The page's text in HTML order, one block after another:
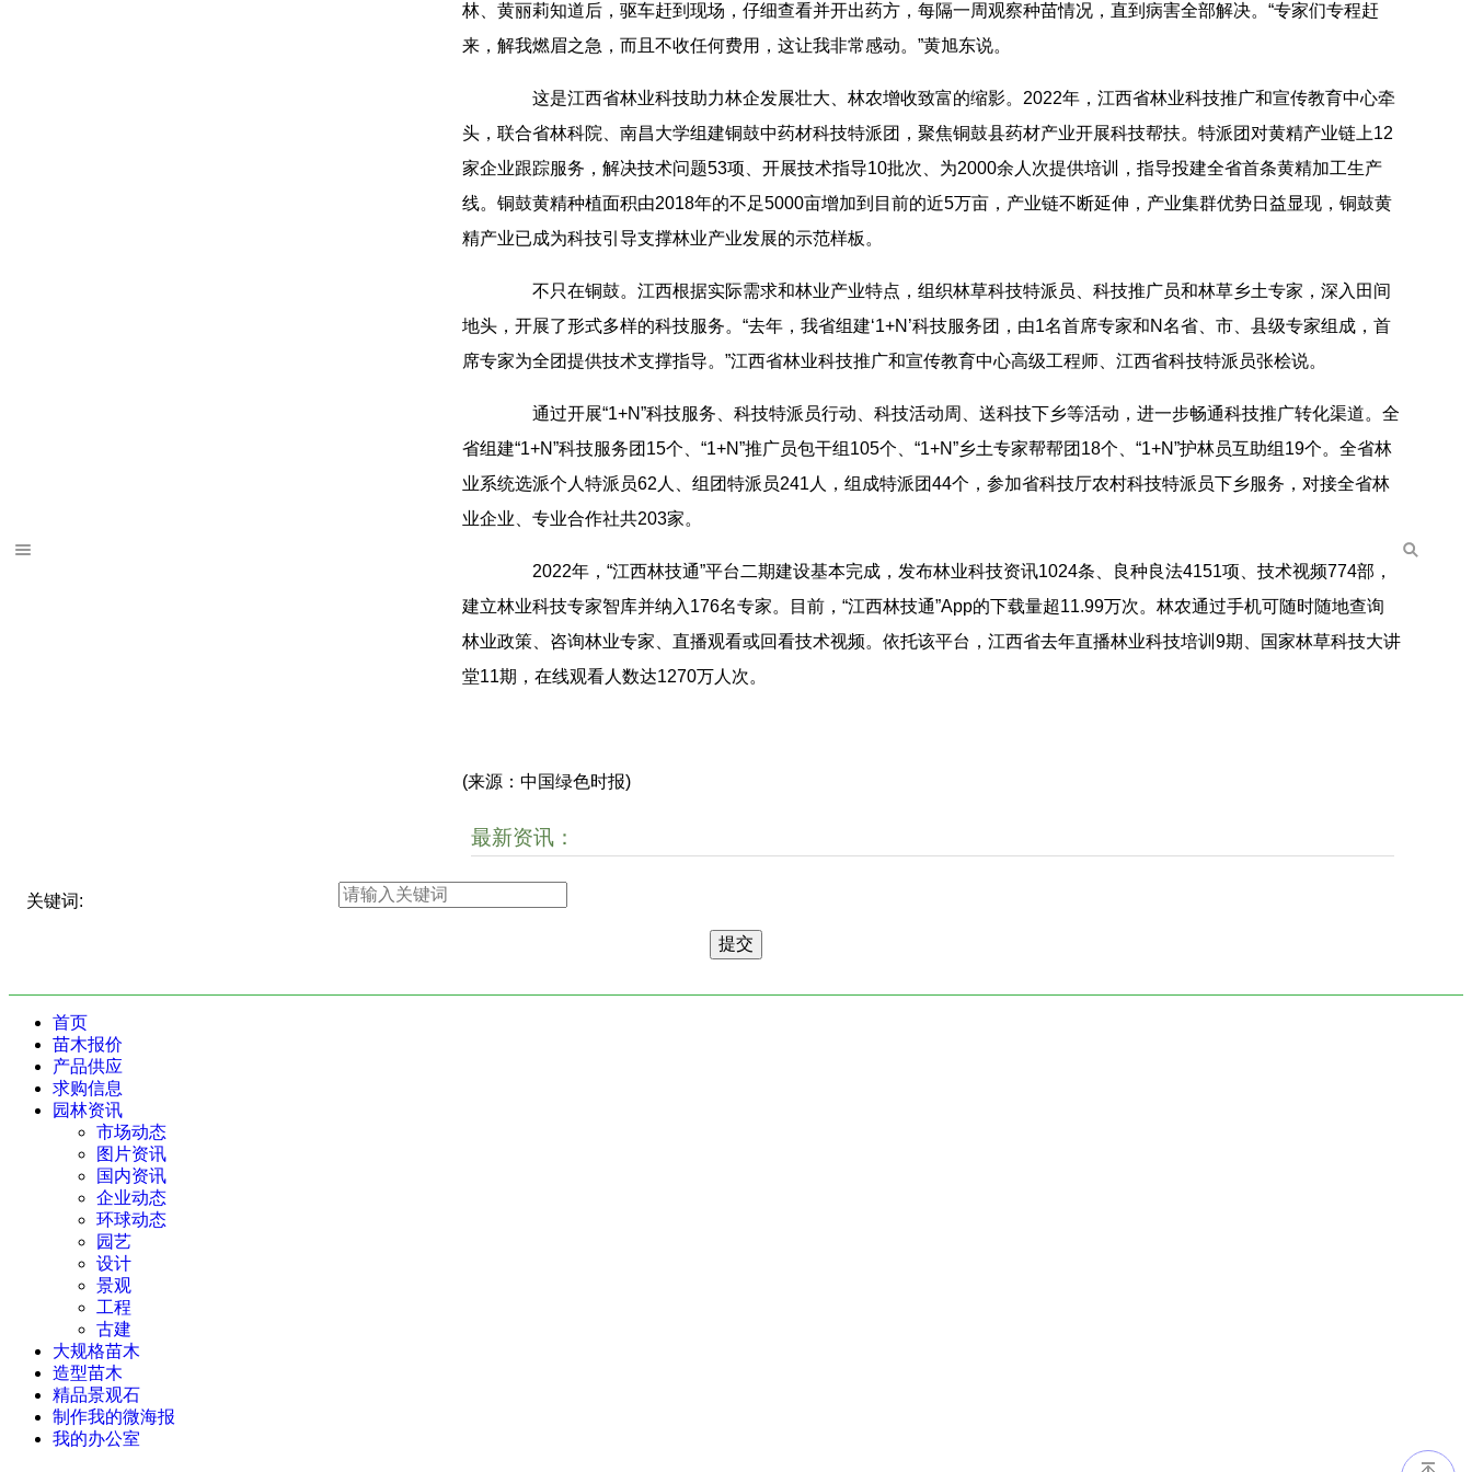
林、黄丽莉知道后，驱车赶到现场，仔细查看并开出药方，每隔一周观察种苗情况，直到病害全部解决。“专家们专程赶
来，解我燃眉之急，而且不收任何费用，这让我非常感动。”黄旭东说。
这是江西省林业科技助力林企发展壮大、林农增收致富的缩影。2022年，江西省林业科技推广和宣传教育中心牵
头，联合省林科院、南昌大学组建铜鼓中药材科技特派团，聚焦铜鼓县药材产业开展科技帮扶。特派团对黄精产业链上12
家企业跟踪服务，解决技术问题53项、开展技术指导10批次、为2000余人次提供培训，指导投建全省首条黄精加工生产
线。铜鼓黄精种植面积由2018年的不足5000亩增加到目前的近5万亩，产业链不断延伸，产业集群优势日益显现，铜鼓黄
精产业已成为科技引导支撑林业产业发展的示范样板。
不只在铜鼓。江西根据实际需求和林业产业特点，组织林草科技特派员、科技推广员和林草乡土专家，深入田间
地头，开展了形式多样的科技服务。“去年，我省组建‘1+N’科技服务团，由1名首席专家和N名省、市、县级专家组成，首
席专家为全团提供技术支撑指导。”江西省林业科技推广和宣传教育中心高级工程师、江西省科技特派员张桧说。
通过开展“1+N”科技服务、科技特派员行动、科技活动周、送科技下乡等活动，进一步畅通科技推广转化渠道。全
省组建“1+N”科技服务团15个、“1+N”推广员包干组105个、“1+N”乡土专家帮帮团18个、“1+N”护林员互助组19个。全省林
业系统选派个人特派员62人、组团特派员241人，组成特派团44个，参加省科技厅农村科技特派员下乡服务，对接全省林
业企业、专业合作社共203家。
2022年，“江西林技通”平台二期建设基本完成，发布林业科技资讯1024条、良种良法4151项、技术视频774部，
建立林业科技专家智库并纳入176名专家。目前，“江西林技通”App的下载量超11.99万次。林农通过手机可随时随地查询
林业政策、咨询林业专家、直播观看或回看技术视频。依托该平台，江西省去年直播林业科技培训9期、国家林草科技大讲
堂11期，在线观看人数达1270万人次。
(来源：中国绿色时报)
最新资讯：
关键词:
首页
苗木报价
产品供应
求购信息
园林资讯
市场动态
图片资讯
国内资讯
企业动态
环球动态
园艺
设计
景观
工程
古建
大规格苗木
造型苗木
精品景观石
制作我的微海报
我的办公室